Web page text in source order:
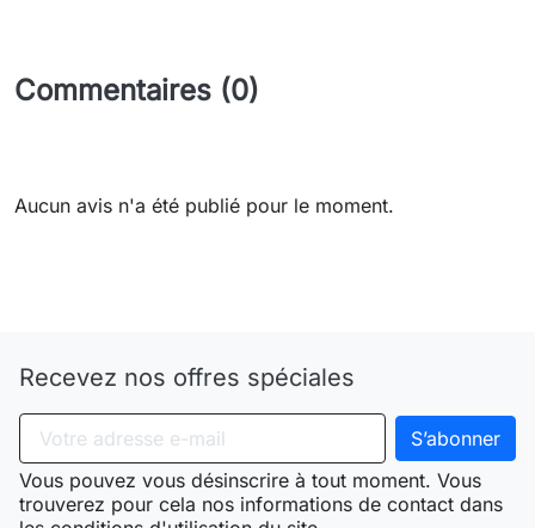
Commentaires (0)
Aucun avis n'a été publié pour le moment.
Recevez nos offres spéciales
Vous pouvez vous désinscrire à tout moment. Vous
trouverez pour cela nos informations de contact dans